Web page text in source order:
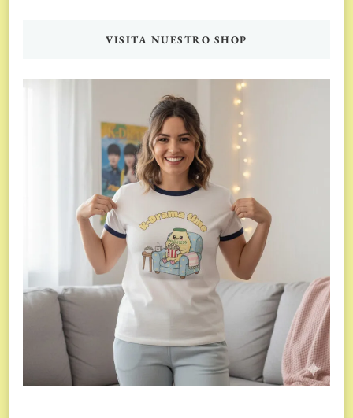
VISITA NUESTRO SHOP